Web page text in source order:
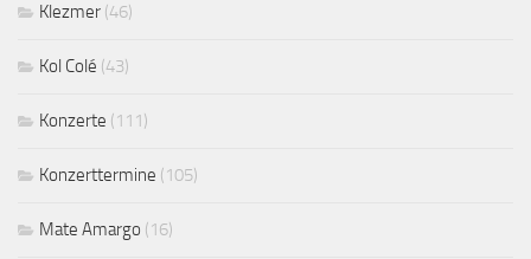
Klezmer (46)
Kol Colé (43)
Konzerte (111)
Konzerttermine (105)
Mate Amargo (16)